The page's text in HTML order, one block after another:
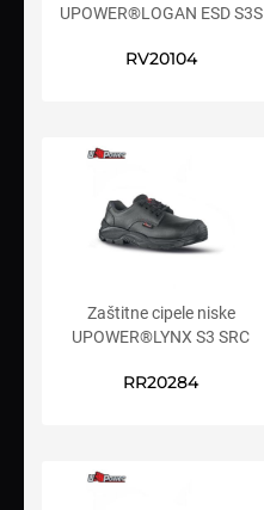
UPOWER®LOGAN ESD S3S
RV20104
Zaštitne cipele niske
UPOWER®LYNX S3 SRC
RR20284